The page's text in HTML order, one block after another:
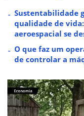
Sustentabilidade
qualidade de
aeroespacial se
O que faz um
de controlar a